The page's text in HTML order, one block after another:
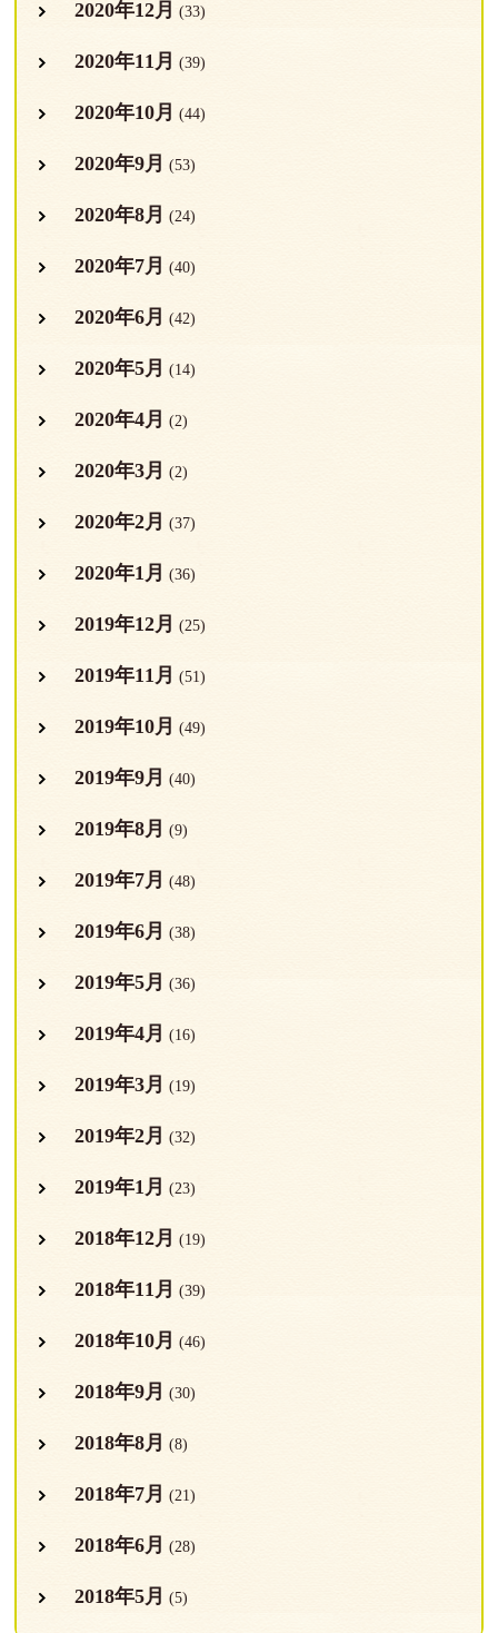
2020年12月 (33)
2020年11月 (39)
2020年10月 (44)
2020年9月 (53)
2020年8月 (24)
2020年7月 (40)
2020年6月 (42)
2020年5月 (14)
2020年4月 (2)
2020年3月 (2)
2020年2月 (37)
2020年1月 (36)
2019年12月 (25)
2019年11月 (51)
2019年10月 (49)
2019年9月 (40)
2019年8月 (9)
2019年7月 (48)
2019年6月 (38)
2019年5月 (36)
2019年4月 (16)
2019年3月 (19)
2019年2月 (32)
2019年1月 (23)
2018年12月 (19)
2018年11月 (39)
2018年10月 (46)
2018年9月 (30)
2018年8月 (8)
2018年7月 (21)
2018年6月 (28)
2018年5月 (5)